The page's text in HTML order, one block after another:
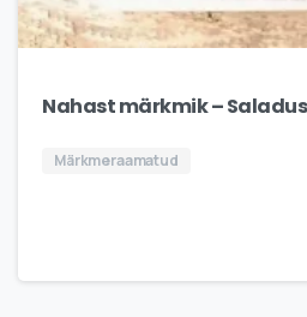
Nahast märkmik –
Märkmeraamatud